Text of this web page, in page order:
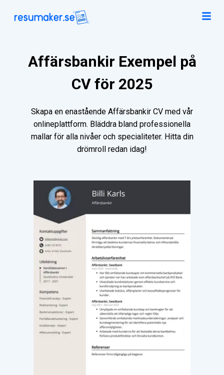
Affärsbankir Exempel på
CV för 2025
Skapa en enastående Affärsbankir CV med vår
onlineplattform. Bläddra bland professionella
mallar för alla nivåer och specialiteter. Hitta din
drömroll redan idag!